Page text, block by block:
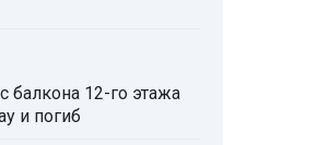
балкона 12-го этажа
и погиб